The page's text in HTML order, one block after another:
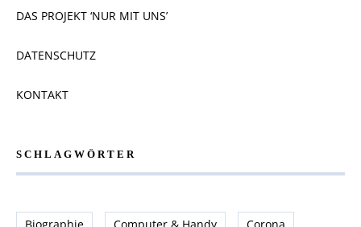
DAS PROJEKT ‘NUR MIT UNS’
DATENSCHUTZ
KONTAKT
SCHLAGWÖRTER